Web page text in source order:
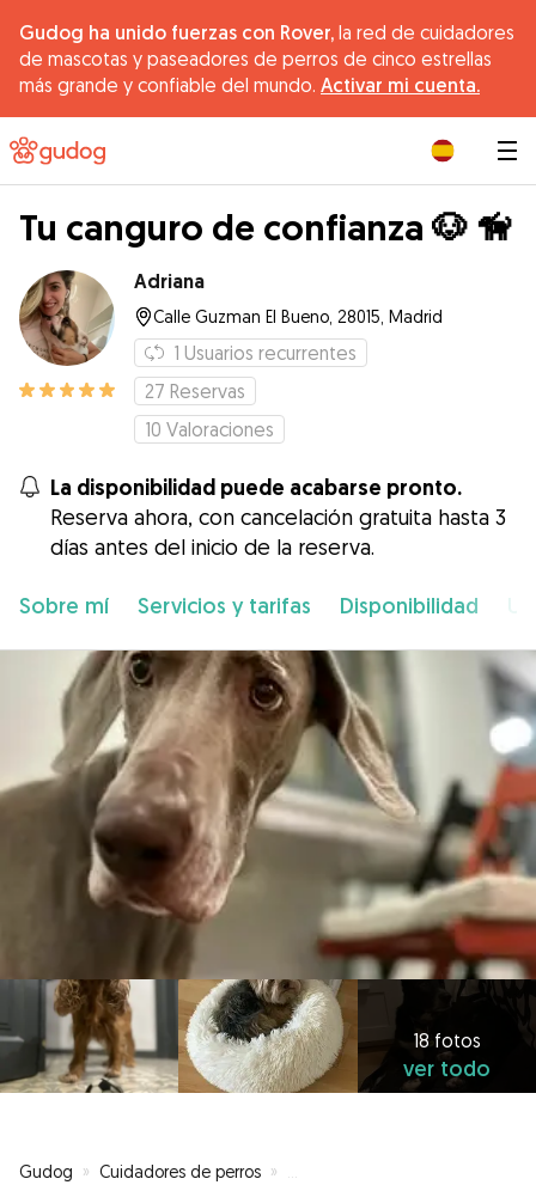
Gudog ha unido fuerzas con Rover, la red de cuidadores
de mascotas y paseadores de perros de cinco estrellas
más grande y confiable del mundo. Activar mi cuenta.
Tu canguro de confianza 🐶 🦮
Adriana
Calle Guzman El Bueno, 28015, Madrid
1 Usuarios recurrentes
27 Reservas
10 Valoraciones
La disponibilidad puede acabarse pronto.
Reserva ahora, con cancelación gratuita hasta 3
días antes del inicio de la reserva.
Sobre mí Servicios y tarifas Disponibilidad
18 fotos
ver todo
Gudog » Cuidadores de perros »